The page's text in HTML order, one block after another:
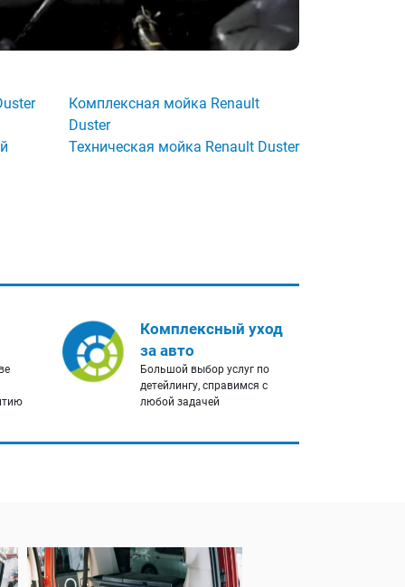
Комплексная мойка Renault
Duster
Техническая мойка Renault Duster
Комплексный уход
за авто
Большой выбор услуг по
детейлингу, справимся с
любой задачей